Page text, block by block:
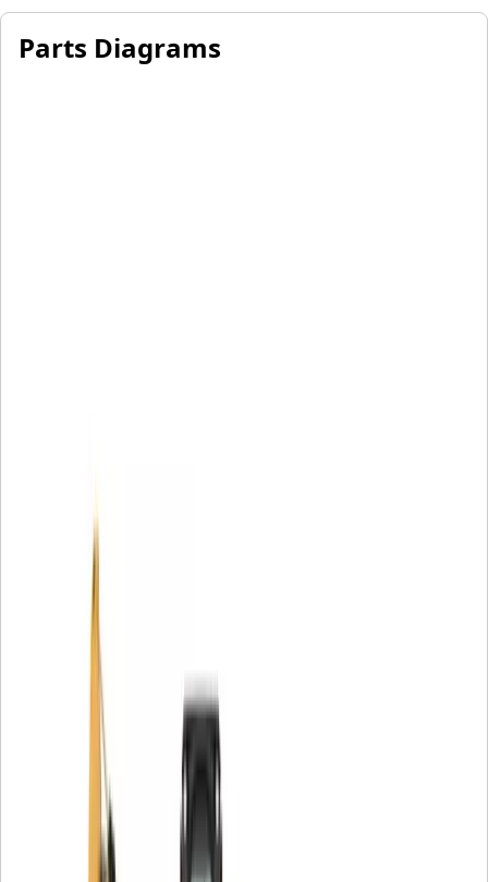
Parts Diagrams